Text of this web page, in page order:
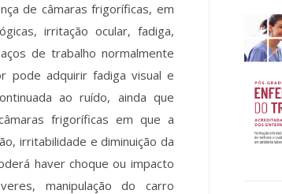
de câmaras frigoríficas, em
irritação ocular, fadiga,
de trabalho normalmente
pode adquirir fadiga visual e
ao ruído, ainda que
frigoríficas em que a
irritabilidade e diminuição da
haver choque ou impacto
manipulação do carro